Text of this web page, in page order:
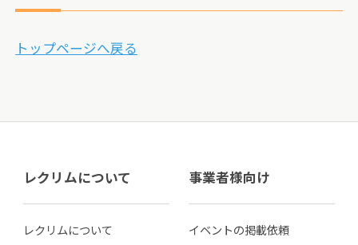
トップページへ戻る
レクリムについて
レクリムについて
事業者様向け
イベントの掲載依頼